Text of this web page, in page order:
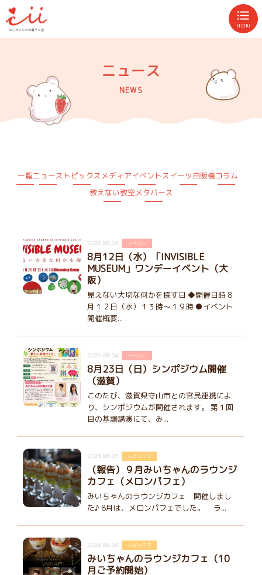
MENU
ニュース
NEWS
一覧ニュース トピックスメディアイベントスイーツ自販機コラム
教えない教室メタバース
2026.08.05 イベント
8月12日（水）「INVISIBLE
MUSEUM」ワンデーイベント（大
阪）
見えない大切な何かを探す日 ◆開催日時 8
月１２日（水）１３時～１９時 ●イベント
開催概要...
2026.08.04 イベント
8月23日（日）シンポジウム開催
（滋賀）
このたび、滋賀県守山市との官民連携によ
り、シンポジウムが開催されます。 第１回
目の基調講演にて、み...
2026.08.03 トピックス
（報告）９月みいちゃんのラウンジ
カフェ（メロンパフェ）
みいちゃんのラウンジカフェ 開催しまし
た♪ 8月は、メロンパフェでした。 ラ...
2026.08.03 トピックス
みいちゃんのラウンジカフェ（10
月ご予約開始）